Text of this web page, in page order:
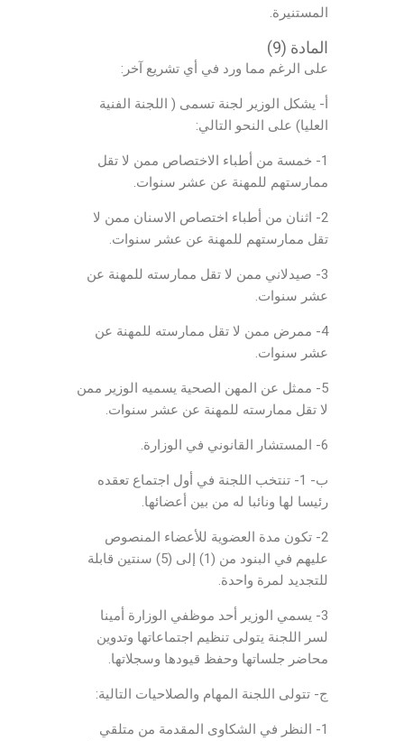
المستنيرة.
المادة (9)
على الرغم مما ورد في أي تشريع آخر:
أ- يشكل الوزير لجنة تسمى ( اللجنة الفنية
العليا) على النحو التالي:
1- خمسة من أطباء الاختصاص ممن لا تقل
ممارستهم للمهنة عن عشر سنوات.
2- اثنان من أطباء اختصاص الاسنان ممن لا
تقل ممارستهم للمهنة عن عشر سنوات.
3- صيدلاني ممن لا تقل ممارسته للمهنة عن
عشر سنوات.
4- ممرض ممن لا تقل ممارسته للمهنة عن
عشر سنوات.
5- ممثل عن المهن الصحية يسميه الوزير ممن
لا تقل ممارسته للمهنة عن عشر سنوات.
6- المستشار القانوني في الوزارة.
ب- 1- تنتخب اللجنة في أول اجتماع تعقده
رئيسا لها ونائبا له من بين أعضائها.
2- تكون مدة العضوية للأعضاء المنصوص
عليهم في البنود من (1) إلى (5) سنتين قابلة
للتجديد لمرة واحدة.
3- يسمي الوزير أحد موظفي الوزارة أمينا
لسر اللجنة يتولى تنظيم اجتماعاتها وتدوين
محاضر جلساتها وحفظ قيودها وسجلاتها.
ج- تتولى اللجنة المهام والصلاحيات التالية:
1- النظر في الشكاوى المقدمة من متلقي